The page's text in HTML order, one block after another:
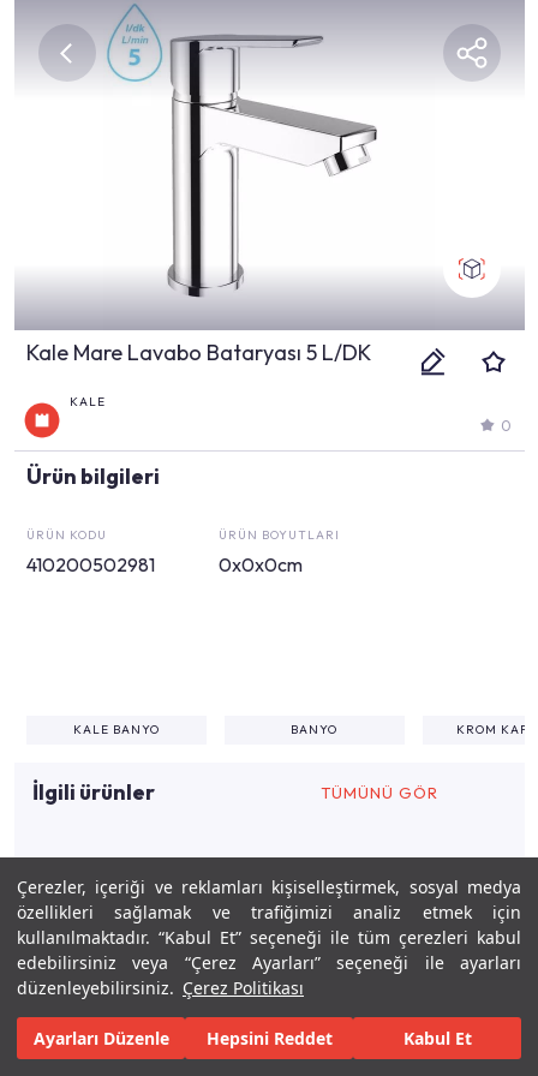
Çerezler, içeriği ve reklamları kişiselleştirmek, sosyal medya
özellikleri sağlamak ve trafiğimizi analiz etmek için
kullanılmaktadır. “Kabul Et” seçeneği ile tüm çerezleri kabul
edebilirsiniz veya “Çerez Ayarları” seçeneği ile ayarları
düzenleyebilirsiniz. Çerez Politikası
Ayarları Düzenle Hepsini Reddet Kabul Et
Kale Mare Lavabo Bataryası 5 L/DK
KALE
0
Ürün bilgileri
ÜRÜN KODU
410200502981
ÜRÜN BOYUTLARI
0x0x0cm
KALE BANYO BANYO KROM
İlgili ürünler TÜMÜNÜ GÖR
İlgili tasarımlar
SADULLAH ÖZTÜRK 6m²
Keşfet Tasarla Gerçekleştir